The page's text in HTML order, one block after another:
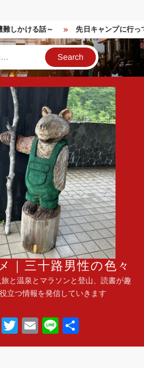
しかける話～ 先日キャンプに行
｜三十路男性の色々
と温泉とマラソンと登山、読書が趣
立つ情報を発信していきます
F
a
T
wi
E
m
Li
n 有